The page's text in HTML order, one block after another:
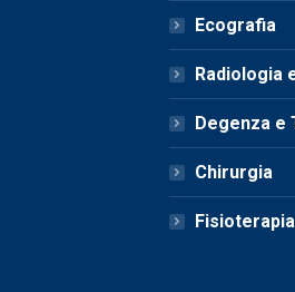
Ecografia
Radiologia
Degenza e
Chirurgia
Fisioterapia